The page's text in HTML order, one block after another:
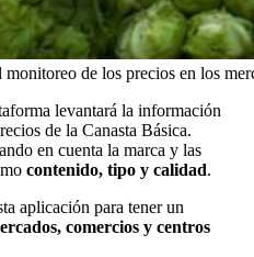
de los precios en los
levantará la información
de la Canasta Básica.
en cuenta la marca y las
contenido, tipo y calidad.
aplicación para tener un
comercios y centros